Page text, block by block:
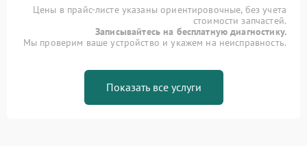
Цены в прайс-листе указаны ориентировочные, без учета
стоимости запчастей.
Записывайтесь на бесплатную диагностику.
Мы проверим ваше устройство и укажем на неисправность.
Показать все услуги